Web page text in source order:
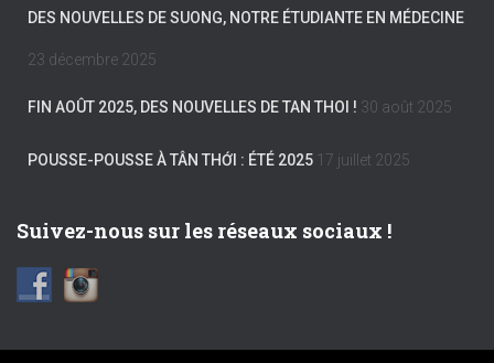
DES NOUVELLES DE SUONG, NOTRE ÉTUDIANTE EN MÉDECINE
23 décembre 2025
FIN AOÛT 2025, DES NOUVELLES DE TAN THOI ! 30 août 2025
POUSSE-POUSSE À TÂN THỚI : ÉTÉ 2025 17 juillet 2025
Suivez-nous sur les réseaux sociaux !